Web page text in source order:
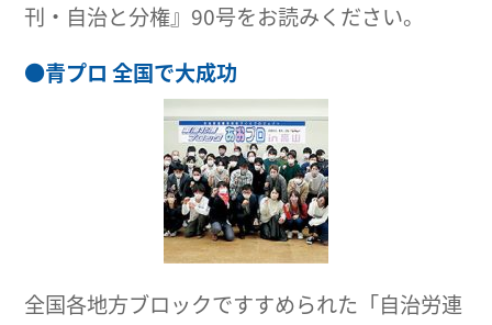
刊・自治と分権』90号をお読みください。
●青プロ 全国で大成功
全国各地方ブロックですすめられた「自治労連